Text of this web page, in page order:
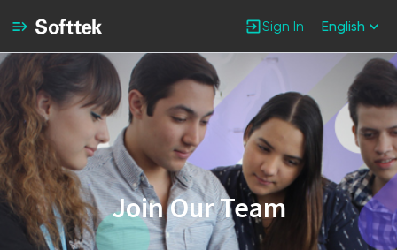
Sign In English
Single
Position
Join Our Team